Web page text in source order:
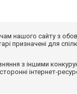
нашого сайту з
призначені для
з іншими
інтернет-